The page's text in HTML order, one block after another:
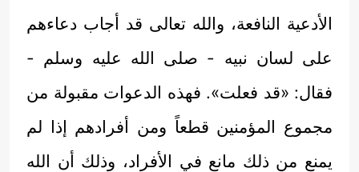
الأدعية النافعة، والله تعالى قد أجاب دعاءهم
على لسان نبيه - صلى الله عليه وسلم -
فقال: «قد فعلت». فهذه الدعوات مقبولة من
مجموع المؤمنين قطعاً ومن أفرادهم إذا لم
يمنع من ذلك مانع في الأفراد، وذلك أن الله